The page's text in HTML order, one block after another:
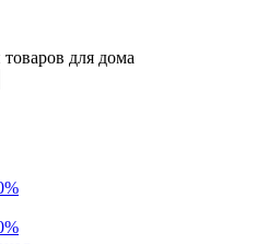
для дома